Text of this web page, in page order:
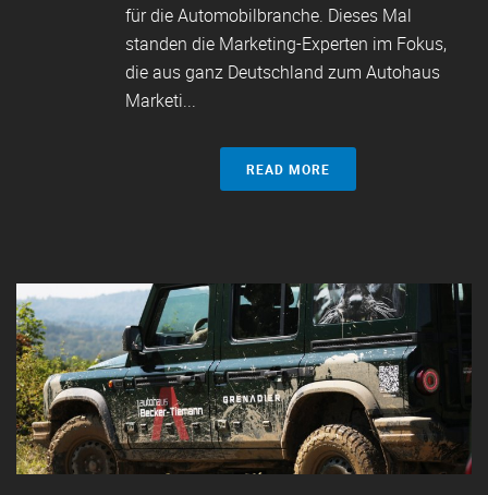
für die Automobilbranche. Dieses Mal
standen die Marketing-Experten im Fokus,
die aus ganz Deutschland zum Autohaus
Marketi...
READ MORE